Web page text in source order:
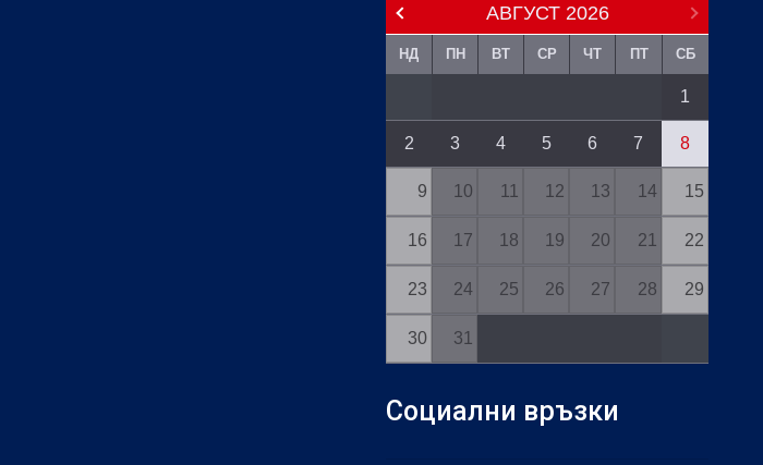
АВГУСТ 2026
НД ПН ВТ СР ЧТ ПТ СБ
1
2 3 4 5 6 7 8
9 10 11 12 13 14 15
16 17 18 19 20 21 22
23 24 25 26 27 28 29
30 31
Социални връзки